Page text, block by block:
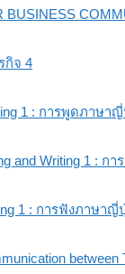
BUSINESS
กิจ 4
1 : การพูดภาษา
and Writing 1 :
1 : การฟังภาษาญี่